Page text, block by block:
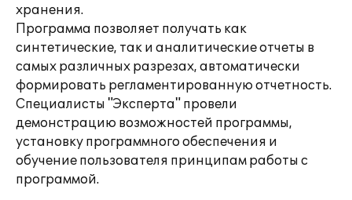
хранения.
Программа позволяет получать как
синтетические, так и аналитические отчеты в
самых различных разрезах, автоматически
формировать регламентированную отчетность.
Специалисты "Эксперта" провели
демонстрацию возможностей программы,
установку программного обеспечения и
обучение пользователя принципам работы с
программой.